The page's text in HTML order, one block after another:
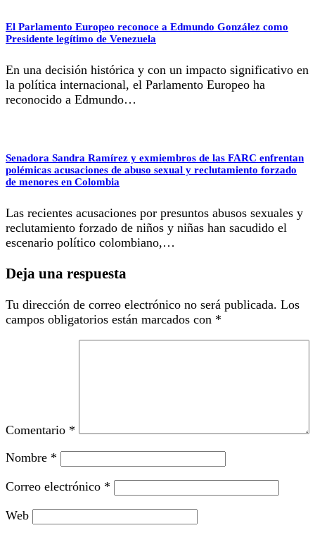
El Parlamento Europeo reconoce a Edmundo González como
Presidente legítimo de Venezuela
En una decisión histórica y con un impacto significativo en
la política internacional, el Parlamento Europeo ha
reconocido a Edmundo…
Senadora Sandra Ramírez y exmiembros de las FARC enfrentan
polémicas acusaciones de abuso sexual y reclutamiento forzado
de menores en Colombia
Las recientes acusaciones por presuntos abusos sexuales y
reclutamiento forzado de niños y niñas han sacudido el
escenario político colombiano,…
Deja una respuesta
Tu dirección de correo electrónico no será publicada. Los
campos obligatorios están marcados con *
Comentario *
Nombre *
Correo electrónico *
Web